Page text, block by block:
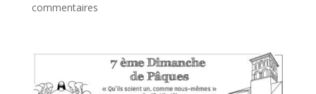
commentaires